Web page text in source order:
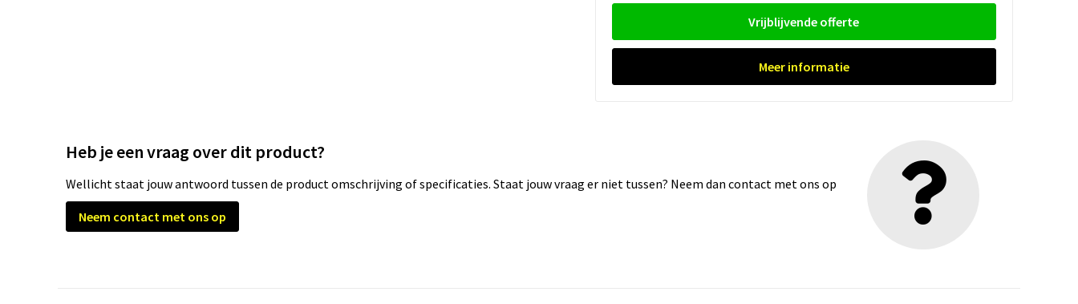
Vrijblijvende offerte
Meer informatie
Heb je een vraag over dit product?
Wellicht staat jouw antwoord tussen de product omschrijving of specificaties. Staat jouw vraag er niet tussen? Neem dan contact met ons op
Neem contact met ons op